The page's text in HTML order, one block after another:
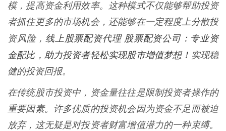
模，提高资金利用效率。这种模式不仅能够帮助投资
者抓住更多的市场机会，还能够在一定程度上分散投
资风险，线上股票配资代理 股票配资公司：专业资
金配比，助力投资者轻松实现股市增值梦想！ 实现稳
健的投资回报。
在传统股市投资中，资金量往往是限制投资者操作的
重要因素。许多优质的投资机会因为资金不足而被迫
放弃，这无疑是对投资者财富增值潜力的一种束缚。